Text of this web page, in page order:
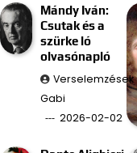
Mándy Iván:
Csutak és a
szürke ló
olvasónapló
Verselemzések
Gabi
2026-02-02